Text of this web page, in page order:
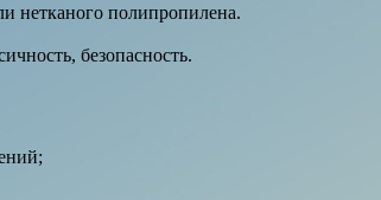
нетканого полипропилена.
безопасность.